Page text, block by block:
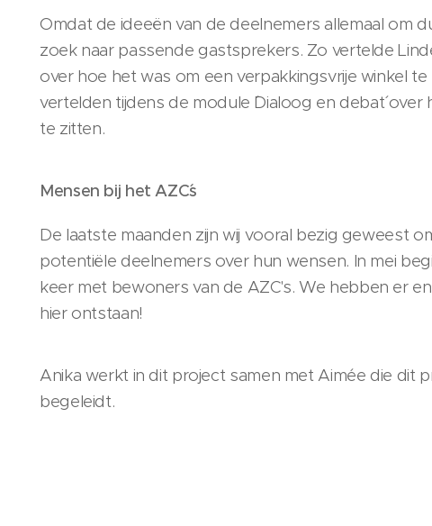
Omdat de ideeën van de deelnemers allemaal om
zoek naar passende gastsprekers. Zo vertelde
over hoe het was om een verpakkingsvrije winkel
vertelden tijdens de module ´Dialoog en debat´
te zitten.
Mensen bij het AZC´s
De laatste maanden zijn wij vooral bezig geweest
potentiële deelnemers over hun wensen. In mei
keer met bewoners van de AZC's. We hebben er
hier ontstaan!
Anika werkt in dit project samen met Aimée die dit
begeleidt.